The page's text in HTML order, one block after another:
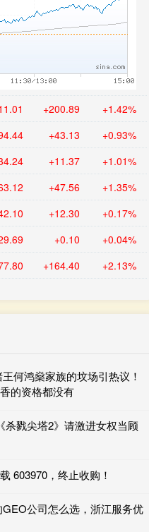
+200.89 +1.42%
+43.13 +0.93%
+11.37 +1.01%
+47.56 +1.35%
+12.30 +0.17%
+0.10 +0.04%
+164.40 +2.13%
何鸿燊家族的坟场引热议！
的资格都没有
杀戮尖塔2》请激进女权当顾
603970，终止收购！
公司怎么选，浙江服务优